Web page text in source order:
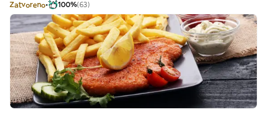
Zatvoreno 100%(63)